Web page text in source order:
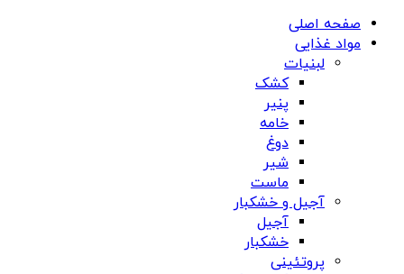
صفحه اصلی
مواد غذایی
لبنیات
کشک
پنیر
خامه
دوغ
شیر
ماست
آجیل و خشکبار
آجیل
خشکبار
پروتئینی